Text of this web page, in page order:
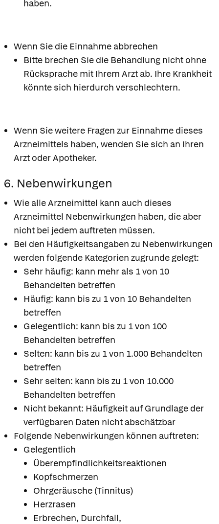
haben.
Wenn Sie die Einnahme abbrechen
Bitte brechen Sie die Behandlung nicht ohne
Rücksprache mit Ihrem Arzt ab. Ihre Krankheit
könnte sich hierdurch verschlechtern.
Wenn Sie weitere Fragen zur Einnahme dieses
Arzneimittels haben, wenden Sie sich an Ihren
Arzt oder Apotheker.
6. Nebenwirkungen
Wie alle Arzneimittel kann auch dieses
Arzneimittel Nebenwirkungen haben, die aber
nicht bei jedem auftreten müssen.
Bei den Häufigkeitsangaben zu Nebenwirkungen
werden folgende Kategorien zugrunde gelegt:
Sehr häufig: kann mehr als 1 von 10
Behandelten betreffen
Häufig: kann bis zu 1 von 10 Behandelten
betreffen
Gelegentlich: kann bis zu 1 von 100
Behandelten betreffen
Selten: kann bis zu 1 von 1.000 Behandelten
betreffen
Sehr selten: kann bis zu 1 von 10.000
Behandelten betreffen
Nicht bekannt: Häufigkeit auf Grundlage der
verfügbaren Daten nicht abschätzbar
Folgende Nebenwirkungen können auftreten:
Gelegentlich
Überempfindlichkeitsreaktionen
Kopfschmerzen
Ohrgeräusche (Tinnitus)
Herzrasen
Erbrechen, Durchfall,